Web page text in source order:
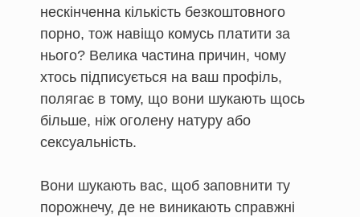
нескінченна кількість безкоштовного
порно, тож навіщо комусь платити за
нього? Велика частина причин, чому
хтось підписується на ваш профіль,
полягає в тому, що вони шукають щось
більше, ніж оголену натуру або
сексуальність.
Вони шукають вас, щоб заповнити ту
порожнечу, де не виникають справжні